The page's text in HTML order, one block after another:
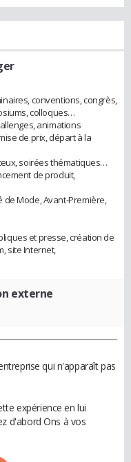
conventions, congrès,
colloques…
animations
de prix, départ à la
soirées thématiques…
de produit,
Mode, Avant-Première,
et presse, création de
site Internet,
externe
qui n'apparaît pas
expérience en lui
d'abord Ons à vos